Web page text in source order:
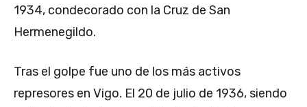
1934, condecorado con la Cruz de San
Hermenegildo.
Tras el golpe fue uno de los más activos
represores en Vigo. El 20 de julio de 1936, siendo